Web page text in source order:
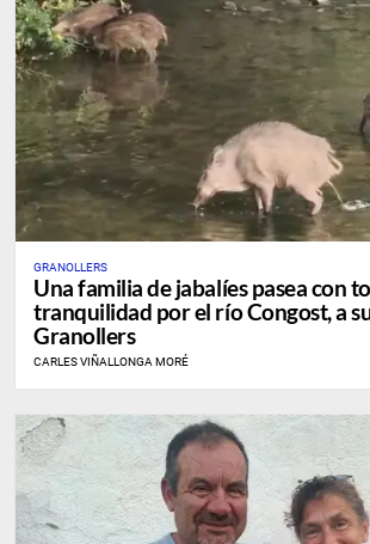
GRANOLLERS
Una familia de jabalíes pasea con
tranquilidad por el río Congost, a
Granollers
CARLES VIÑALLONGA MORÉ